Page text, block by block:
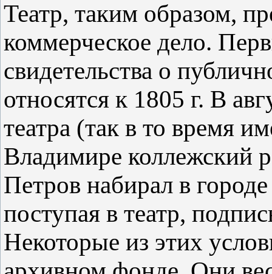
Театр, таким образом,
коммерческое дело.
свидетельства о
относятся к 1805 г. В
театра (так в то время
Владимире коллежский
Петров набирал в
поступая в театр,
Некоторые из этих